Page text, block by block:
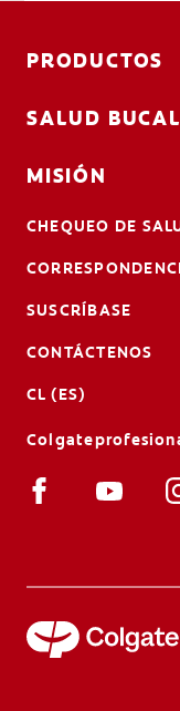
PRODUCTOS
SALUD BUCAL
MISIÓN
CHEQUEO DE
SUSCRÍBASE
CONTÁCTENOS
CL (ES)